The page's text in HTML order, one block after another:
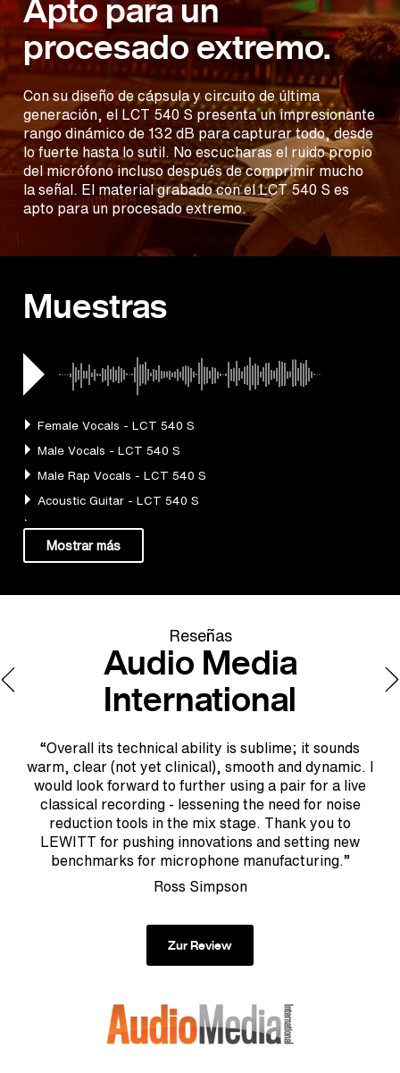
Apto para un
procesado extremo.
Con su diseño de cápsula y circuito de última
generación, el LCT 540 S presenta un impresionante
rango dinámico de 132 dB para capturar todo, desde
lo fuerte hasta lo sutil. No escucharas el ruido propio
del micrófono incluso después de comprimir mucho
la señal. El material grabado con el LCT 540 S es
apto para un procesado extremo.
Muestras
Reseñas
Audio Media
International
“Overall its technical ability is sublime; it sounds
warm, clear (not yet clinical), smooth and dynamic. I
would look forward to further using a pair for a live
classical recording - lessening the need for noise
reduction tools in the mix stage. Thank you to
LEWITT for pushing innovations and setting new
benchmarks for microphone manufacturing.”
Ross Simpson
Zur Review